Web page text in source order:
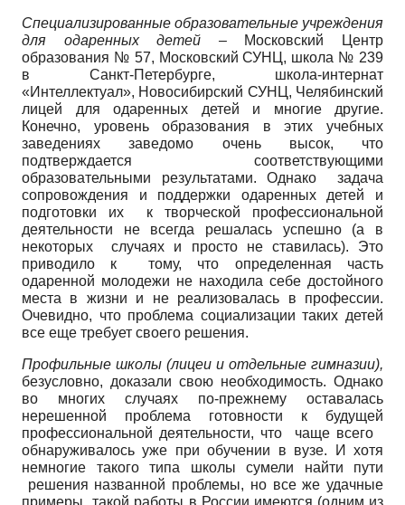
Специализированные образовательные учреждения
для одаренных детей –Московский Центр
образования № 57, Московский СУНЦ, школа № 239
в Санкт-Петербурге, школа-интернат
«Интеллектуал», Новосибирский СУНЦ, Челябинский
лицей для одаренных детей и многие другие.
Конечно, уровень образования в этих учебных
заведениях заведомо очень высок, что
подтверждается соответствующими
образовательными результатами. Однако задача
сопровождения и поддержки одаренных детей и
подготовки их к творческой профессиональной
деятельности не всегда решалась успешно (а в
некоторых случаях и просто не ставилась). Это
приводило к тому, что определенная часть
одаренной молодежи не находила себе достойного
места в жизни и не реализовалась в профессии.
Очевидно, что проблема социализации таких детей
все еще требует своего решения.
Профильные школы (лицеи и отдельные гимназии),
безусловно, доказали свою необходимость. Однако
во многих случаях по-прежнему оставалась
нерешенной проблема готовности к будущей
профессиональной деятельности, что чаще всего
обнаруживалось уже при обучении в вузе. И хотя
немногие такого типа школы сумели найти пути
решения названной проблемы, но все же удачные
примеры такой работы в России имеются (одним из